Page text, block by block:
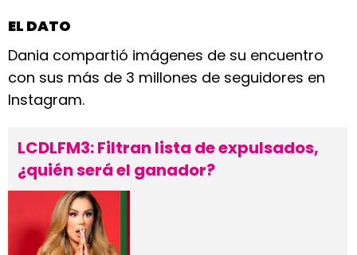
EL DATO
Dania compartió imágenes de su encuentro
con sus más de 3 millones de seguidores en
Instagram.
LCDLFM3: Filtran lista de expulsados,
¿quién será el ganador?